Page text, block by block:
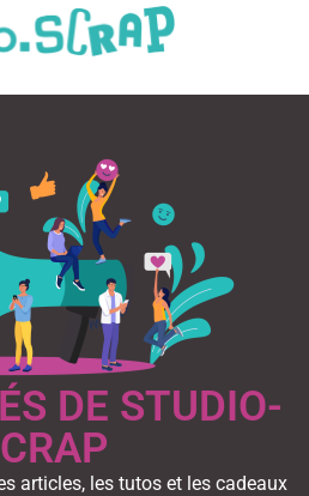
DE STUDIO-
articles, les tutos et les cadeaux